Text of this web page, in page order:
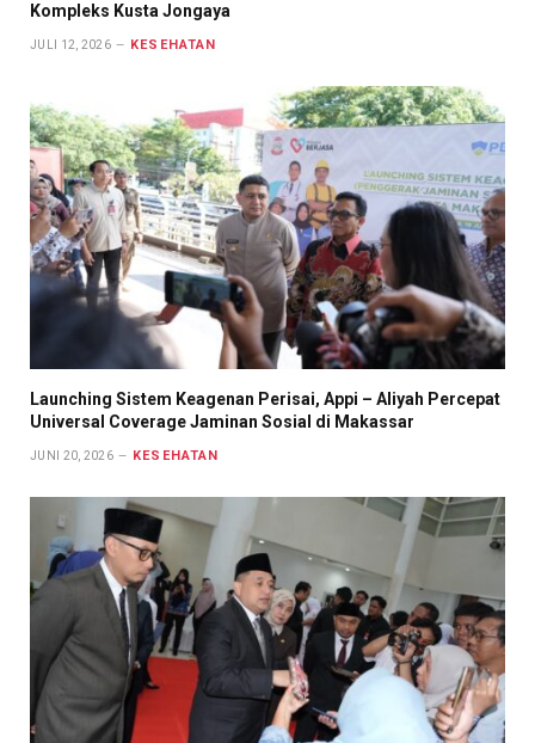
Kompleks Kusta Jongaya
JULI 12, 2026 KESEHATAN
Launching Sistem Keagenan Perisai, Appi – Aliyah Percepat
Universal Coverage Jaminan Sosial di Makassar
JUNI 20, 2026 KESEHATAN